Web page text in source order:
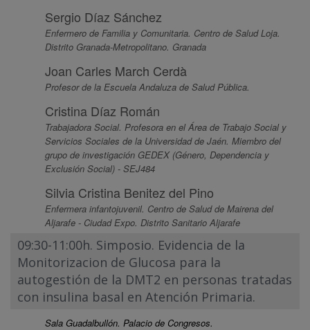
Sergio Díaz Sánchez
Enfermero de Familia y Comunitaria. Centro de Salud Loja.
Distrito Granada-Metropolitano. Granada
Joan Carles March Cerdà
Profesor de la Escuela Andaluza de Salud Pública.
Cristina Díaz Román
Trabajadora Social. Profesora en el Área de Trabajo Social y
Servicios Sociales de la Universidad de Jaén. Miembro del
grupo de investigación GEDEX (Género, Dependencia y
Exclusión Social) - SEJ484
Silvia Cristina Benitez del Pino
Enfermera infantojuvenil. Centro de Salud de Mairena del
Aljarafe - Ciudad Expo. Distrito Sanitario Aljarafe
09:30-11:00h. Simposio. Evidencia de la
Monitorizacion de Glucosa para la
autogestión de la DMT2 en personas tratadas
con insulina basal en Atención Primaria.
Sala Guadalbullón. Palacio de Congresos.